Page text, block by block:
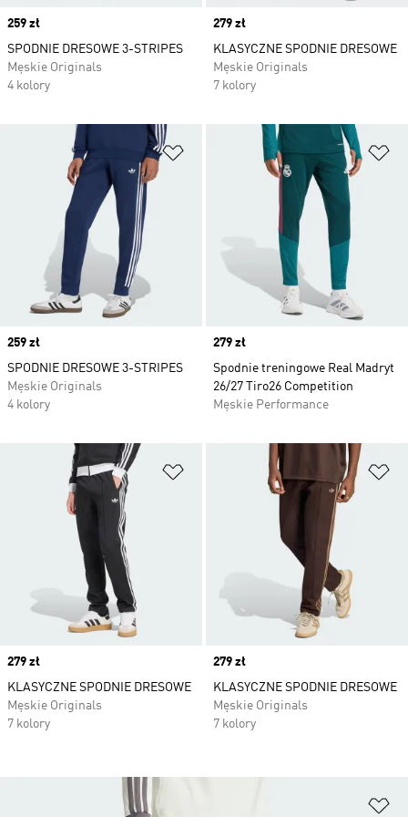
Price
259 zł
SPODNIE DRESOWE 3-STRIPES
Męskie Originals
4 kolory
Price
279 zł
KLASYCZNE SPODNIE DRESOWE
Męskie Originals
7 kolory
Dodaj do listy życzeń
Price
259 zł
SPODNIE DRESOWE 3-STRIPES
Męskie Originals
4 kolory
Price
279 zł
Spodnie treningowe Real Madryt
26/27 Tiro26 Competition
Męskie Performance
Dodaj do listy życzeń
Price
279 zł
KLASYCZNE SPODNIE DRESOWE
Męskie Originals
7 kolory
Price
279 zł
KLASYCZNE SPODNIE DRESOWE
Męskie Originals
7 kolory